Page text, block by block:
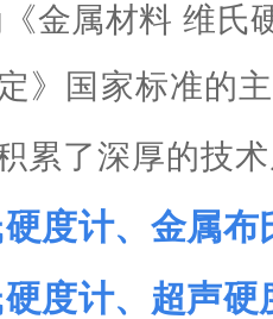
属材料 维氏硬
》国家标准的
累了深厚的技
度计、金属
度计、超声